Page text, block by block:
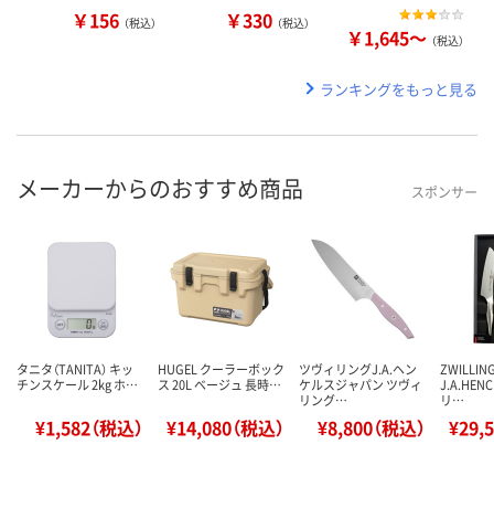
￥156 （税込） ￥330 （税込）
￥1,645～ （税込）
ランキングをもっと見る
メーカーからのおすすめ商品 スポンサー
タニタ（TANITA） キッ
チンスケール 2kg ホ…
¥1,582（税込）
HUGEL クーラーボック
ス 20L ベージュ 長時…
¥14,080（税込）
ツヴィリングJ.A.ヘン
ケルスジャパン ツヴィ
リング…
¥8,800（税込）
リ…